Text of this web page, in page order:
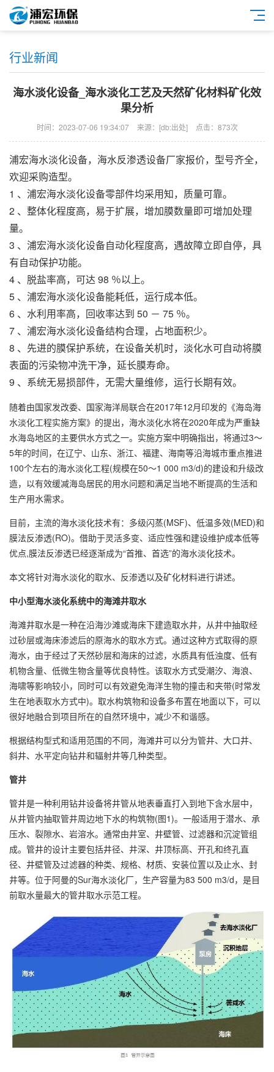
行业新闻
海水淡化设备_海水淡化工艺及天然矿化材料矿化效
果分析
时间：2023-07-06 19:34:07 来源：[db:出处] 点击：873次
浦宏海水淡化设备， 海水反渗透设备厂家报价，型号齐全，
欢迎采购造型。
1 、 浦宏海水淡化设备零部件均采用知，质量可靠。
2 、整体化程度高，易于扩展，增加膜数量即可增加处理
量。
3 、 浦宏海水淡化设备自动化程度高，遇故障立即自停，具
有自动保护功能。
4 、脱盐率高，可达 98 ％以上。
5 、 浦宏海水淡化设备能耗低，运行成本低。
6 、水利用率高，回收率达到 50 － 75 ％。
7 、 浦宏海水淡化设备结构合理，占地面积少。
8 、先进的膜保护系统，在设备关机时，淡化水可自动将膜
表面的污染物冲洗干净，延长膜寿命。
9 、系统无易损部件，无需大量维修，运行长期有效。
随着由国家发改委、国家海洋局联合在2017年12月印发的《海岛海
水淡化工程实施方案》的提出，海水淡化水将在2020年成为严重缺
水海岛地区的主要供水方式之一。实施方案中明确指出，将通过3～
5年的时间，在辽宁、山东、浙江、福建、海南等沿海城市重点推进
100个左右的海水淡化工程(规模在50～1 000 m3/d)的建设和升级改
造，以有效缓减海岛居民的用水问题和满足当地不断提高的生活和
生产用水需求。
目前，主流的海水淡化技术有：多级闪蒸(MSF)、低温多效(MED)和
膜法反渗透(RO)。借助于灵活多变、适应性强和建设维护成本低等
优点,膜法反渗透已经逐渐成为“首推、首选”的海水淡化技术。
本文将针对海水淡化的取水、反渗透以及矿化材料进行讲述。
中小型海水淡化系统中的海滩井取水
海滩井取水是一种在沿海沙滩或海床下建造取水井，从井中抽取经
过砂层或海床渗滤后的原海水的取水方式。通过这种方式取得的原
海水，由于经过了天然砂层和海床的过滤，水质具有低浊度、低有
机物含量、低微生物含量等优良特性。该取水方式受潮汐、海浪、
海啸等影响较小，同时可以有效避免海洋生物的撞击和夹带(时常发
生在地表取水方式中)。取水构筑物和设备多布置在地面以下，可以
很好地融合到项目所在的自然环境中，减少不和谐感。
根据结构型式和适用范围的不同，海滩井可以分为管井、大口井、
斜井、水平定向钻井和辐射井等几种类型。
管井
管井是一种利用钻井设备将井管从地表垂直打入到地下含水层中，
从井管内抽取管井周边地下水的构筑物(图1)。一般适用于潜水、承
压水、裂隙水、岩溶水。通常由井室、井壁管、过滤器和沉淀管组
成。管井的设计主要包括井径、井深、井顶标高、开孔和终孔直
径、井壁管及过滤器的种类、规格、材质、安装位置以及止水、封
井等。位于阿曼的Sur海水淡化厂，生产容量为83 500 m3/d，是目
前取水量最大的管井取水示范工程。